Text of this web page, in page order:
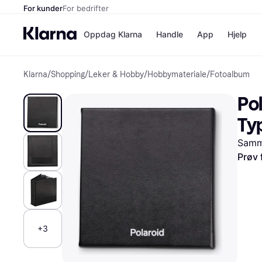
For kunderFor bedrifter
Oppdag Klarna
Betal nå
Betal i 3
Betal innen
Finansiering
Handle
Butikker
App Hjelp
Klarna/Shopping/Leker & Hobby/Hobbymateriale/Fotoalbum
+3
Prøv